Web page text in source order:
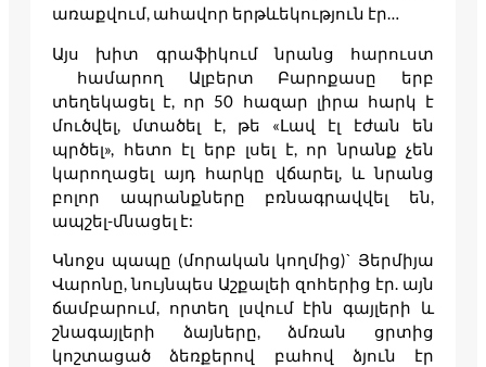
առաքվում, ահավոր երթևեկություն էր…
Այս խիտ գրաֆիկում նրանց հարուստ
համարող Ալբերտ Բարոքասը երբ
տեղեկացել է, որ 50 հազար լիրա հարկ է
մուծվել, մտածել է, թե «Լավ էլ էժան են
պրծել», հետո էլ երբ լսել է, որ նրանք չեն
կարողացել այդ հարկը վճարել, և նրանց
բոլոր ապրանքները բռնագրավվել են,
ապշել-մնացել է:
Կնոջս պապը (մորական կողմից)` Յերմիյա
Վարոնը, նույնպես Աշքալեի զոհերից էր. այն
ճամբարում, որտեղ լսվում էին գայլերի և
շնագայլերի ձայները, ձմռան ցրտից
կոշտացած ձեռքերով բահով ձյուն էր